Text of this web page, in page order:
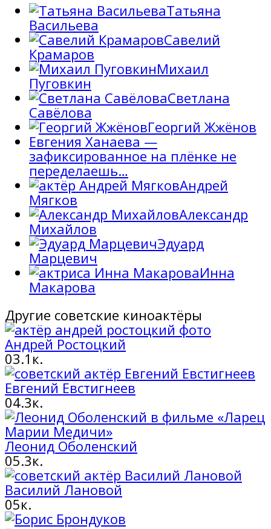
Татьяна
Васильева
Савелий
Крамаров
Михаил
Пуговкин
Светлана
Савёлова
Георгий Жжёнов
Евгения Ханаева —
зафиксированное на плёнке не
переделаешь…
Андрей
Мягков
Александр
Михайлов
Эдуард
Марцевич
Инна
Макарова
Другие советские киноактёры
Андрей Ростоцкий
03.1к.
Евгений Евстигнеев
04.3к.
Леонид Оболенский
05.3к.
Василий Лановой
05к.